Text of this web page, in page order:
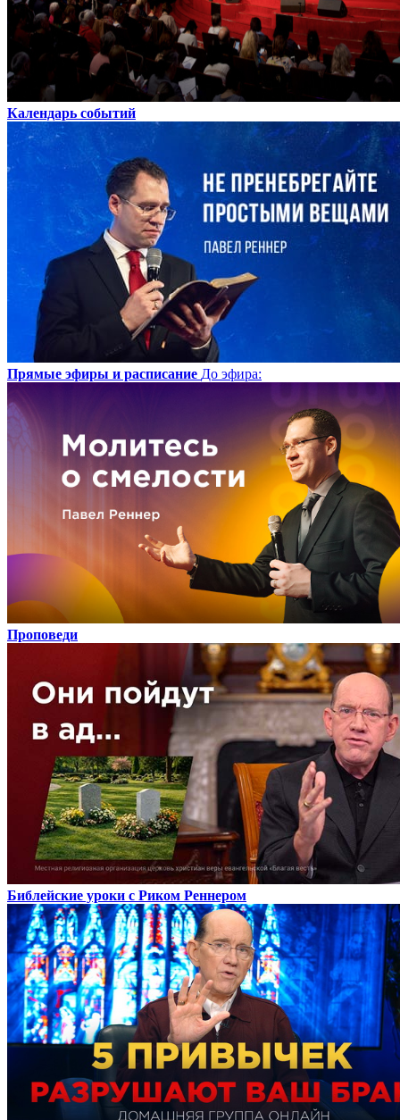
Календарь событий
Прямые эфиры и расписание До эфира:
Проповеди
Библейские уроки с Риком Реннером